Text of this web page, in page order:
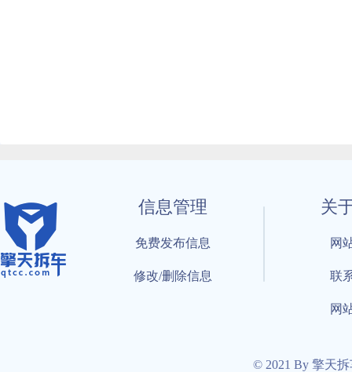
信息管理
免费发布信息
修改/删除信息
关
网
联
网
© 2021 By 擎天